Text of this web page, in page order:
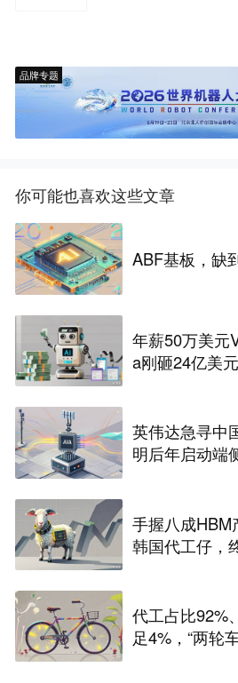
品牌专题
你可能也喜欢这些文章
ABF基板，缺
年薪50万美元
a刚砸24亿美
英伟达急寻中
明后年启动端
手握八成HBM
韩国代工仔，
代工占比92%
足4%，“两轮